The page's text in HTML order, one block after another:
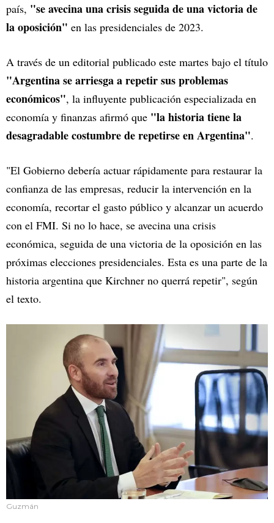
país, "se avecina una crisis seguida de una victoria de
la oposición" en las presidenciales de 2023.
A través de un editorial publicado este martes bajo el título
"Argentina se arriesga a repetir sus problemas
económicos", la influyente publicación especializada en
economía y finanzas afirmó que "la historia tiene la
desagradable costumbre de repetirse en Argentina".
"El Gobierno debería actuar rápidamente para restaurar la
confianza de las empresas, reducir la intervención en la
economía, recortar el gasto público y alcanzar un acuerdo
con el FMI. Si no lo hace, se avecina una crisis
económica, seguida de una victoria de la oposición en las
próximas elecciones presidenciales. Esta es una parte de la
historia argentina que Kirchner no querrá repetir", según
el texto.
Guzmán